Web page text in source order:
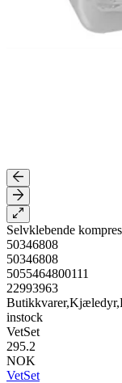
Selvklebende
50346808
50346808
5055464800111
22993963
instock
VetSet
295.2
NOK
VetSet